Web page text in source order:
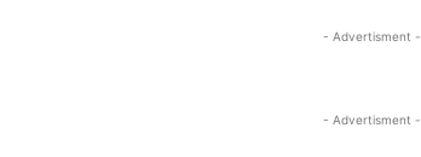
- Advertisment -
- Advertisment -